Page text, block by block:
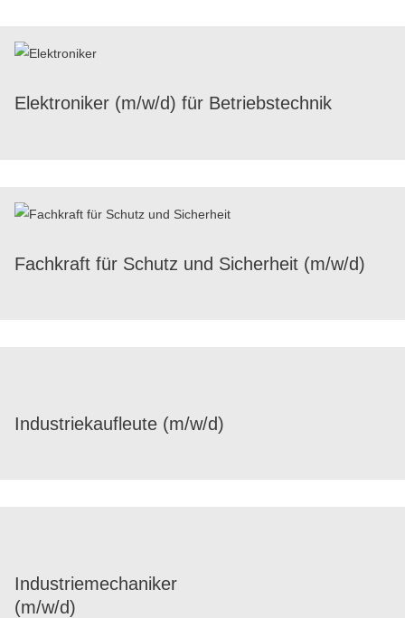
Elek­tro­ni­ker (m/​w/​d) für Betriebstechnik
Fach­kraft für Schutz und Sicher­heit (m/​w/​d)
Indus­trie­kauf­leute (m/​w/​d)
Indus­trie­me­cha­ni­ker
(m/​w/​d)